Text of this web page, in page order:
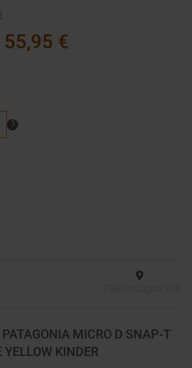
PATAGONIA MICRO D SNAP-T
KINDER
55,95 €